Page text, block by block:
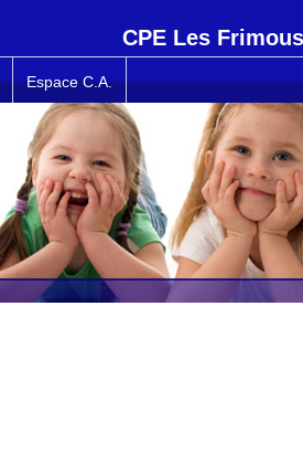
CPE Les
Espace C.A.